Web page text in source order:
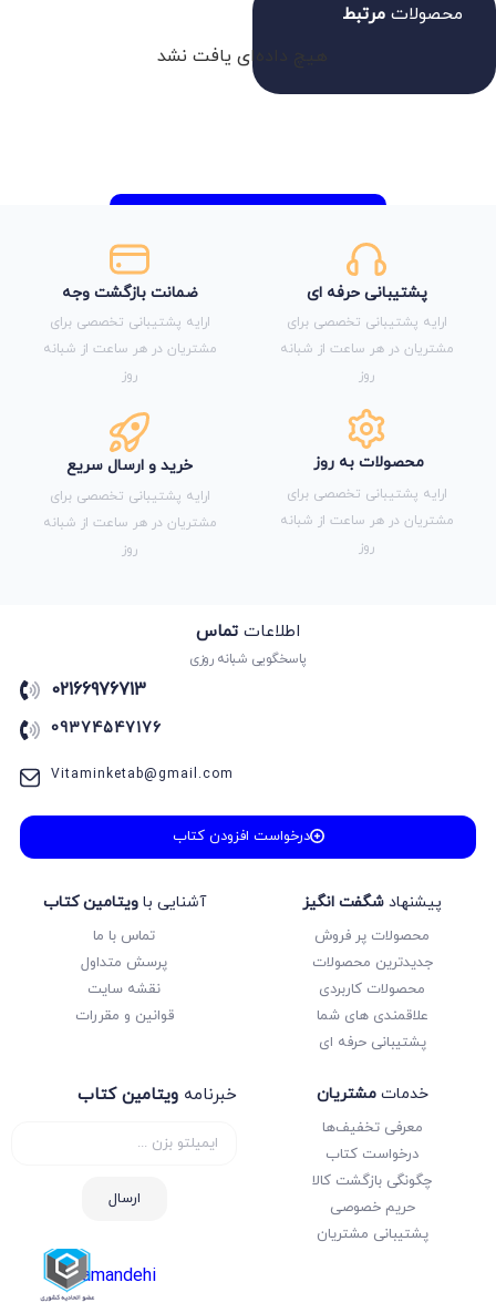
محصولات مرتبط
هیچ داده‌ای یافت نشد
پشتیبانی حرفه ای
ارایه پشتیبانی تخصصی برای
مشتریان در هر ساعت از شبانه
روز
ضمانت بازگشت وجه
ارایه پشتیبانی تخصصی برای
مشتریان در هر ساعت از شبانه
روز
محصولات به روز
ارایه پشتیبانی تخصصی برای
مشتریان در هر ساعت از شبانه
روز
خرید و ارسال سریع
ارایه پشتیبانی تخصصی برای
مشتریان در هر ساعت از شبانه
روز
پیشنهاد شگفت انگیز
محصولات پر فروش
جدیدترین محصولات
محصولات کاربردی
علاقمندی های شما
پشتیبانی حرفه ای
آشنایی باویتامین کتاب
تماس با ما
پرسش متداول
نقشه سایت
قوانین و مقررات
خدماتمشتریان
معرفی تخفیف‌ها
درخواست کتاب
چگونگی بازگشت کالا
حریم خصوصی
پشتیبانی مشتریان
اطلاعات تماس
پاسخگویی شبانه روزی
02166976713
09374547176
Vitaminketab@gmail.com
درخواست افزودن کتاب
خبرنامه ویتامین کتاب
ارسال
samandehi